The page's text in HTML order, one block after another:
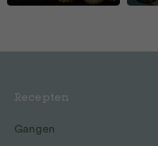
Recepten
Gangen